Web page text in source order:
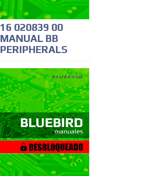
16 020839 00
MANUAL BB
PERIPHERALS